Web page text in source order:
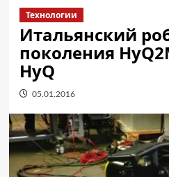
Технологии
Итальянский
поколения
HyQ
05.01.2016